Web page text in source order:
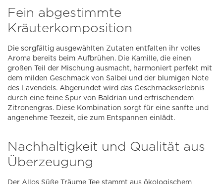
Fein abgestimmte
Kräuterkomposition
Die sorgfältig ausgewählten Zutaten entfalten ihr volles
Aroma bereits beim Aufbrühen. Die Kamille, die einen
großen Teil der Mischung ausmacht, harmoniert perfekt mit
dem milden Geschmack von Salbei und der blumigen Note
des Lavendels. Abgerundet wird das Geschmackserlebnis
durch eine feine Spur von Baldrian und erfrischendem
Zitronengras. Diese Kombination sorgt für eine sanfte und
angenehme Teezeit, die zum Entspannen einlädt.
Nachhaltigkeit und Qualität aus
Überzeugung
Der Allos Süße Träume Tee stammt aus ökologischem